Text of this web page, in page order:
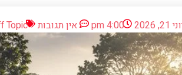
21, 2026
4:00 pm אין תגובות Topic